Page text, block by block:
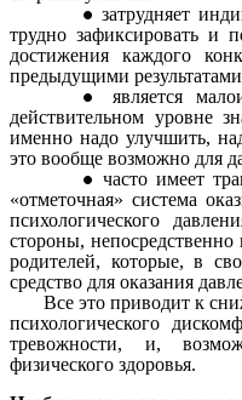
затрудняет
трудно зафиксировать и
достижения каждого
предыдущими
является
действительном уровне
именно надо улучшить,
это вообще возможно для
часто имеет
«отметочная» система
психологического
стороны,
родителей, которые, в
средство для оказания
Все это приводит к
психологического
тревожности, и,
физического здоровья.